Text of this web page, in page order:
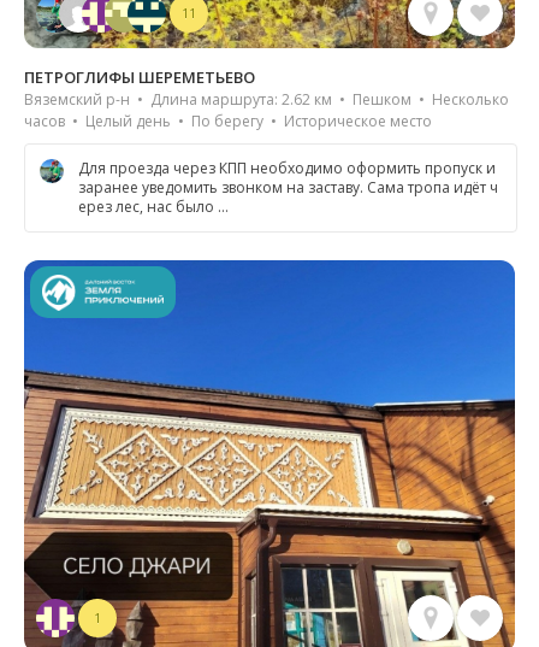
11
ПЕТРОГЛИФЫ ШЕРЕМЕТЬЕВО
Вяземский р-н • Длина маршрута: 2.62 км • Пешком • Несколько
часов • Целый день • По берегу • Историческое место
Для проезда через КПП необходимо оформить пропуск и
заранее уведомить звонком на заставу. Сама тропа идёт ч
ерез лес, нас было …
1